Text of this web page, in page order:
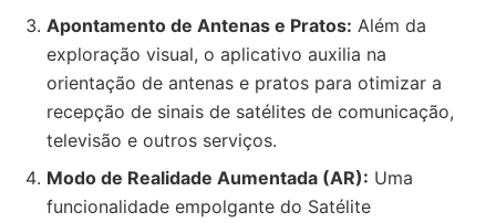
Apontamento de Antenas e Pratos: Além da
exploração visual, o aplicativo auxilia na
orientação de antenas e pratos para otimizar a
recepção de sinais de satélites de comunicação,
televisão e outros serviços.
Modo de Realidade Aumentada (AR): Uma
funcionalidade empolgante do Satélite